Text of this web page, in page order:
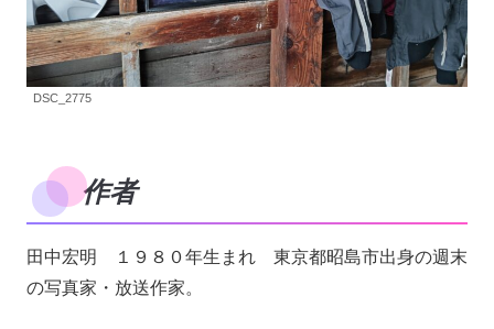
DSC_2775
作者
田中宏明 １９８０年生まれ 東京都昭島市出身の週末
の写真家・放送作家。